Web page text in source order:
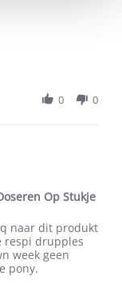
0 0
Op Stukje
naar dit produkt
respi drupples
week geen
pony.